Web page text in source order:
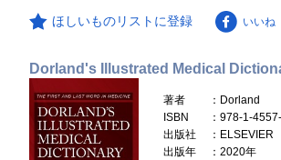
ほしいものリストに登録 いいね
Dorland's Illustrated Medical
著者
：Dorland
ISBN
：978-1-
出版社
：ELSEVIER
出版年
：2020年